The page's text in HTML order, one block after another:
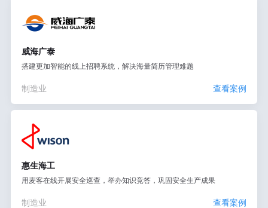
威海广泰
搭建更加智能的线上招聘系统，解决海量简历管理难题
制造业 查看案例
惠生海工
用麦客在线开展安全巡查，举办知识竞答，巩固安全生产成果
制造业 查看案例